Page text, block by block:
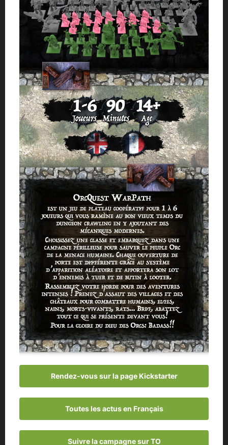
Rendez-vous sur la page Kickstarter
Toutes les actus en Français
Suivre la campagne sur TO